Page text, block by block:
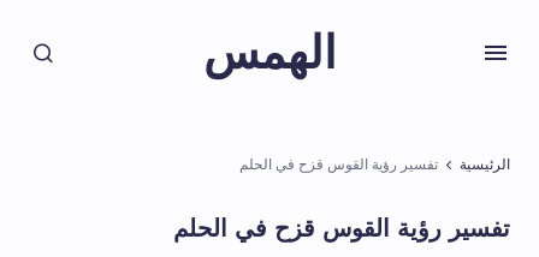
الهمس
الرئيسية تفسير رؤية القوس قزح في الحلم
تفسير رؤية القوس قزح في الحلم